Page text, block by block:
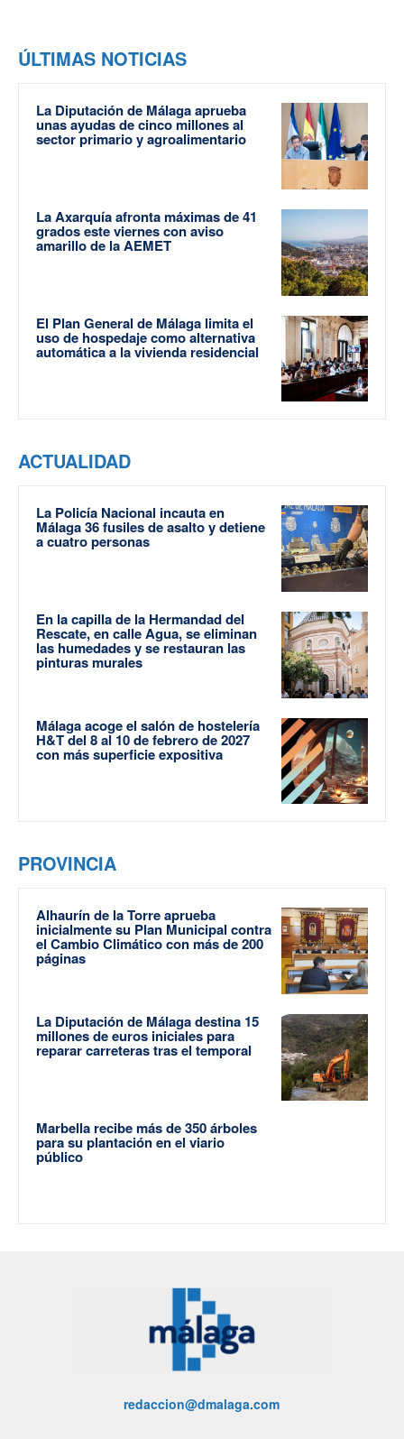
ÚLTIMAS NOTICIAS
La Diputación de Málaga aprueba
unas ayudas de cinco millones al
sector primario y agroalimentario
La Axarquía afronta máximas de 41
grados este viernes con aviso
amarillo de la AEMET
El Plan General de Málaga limita el
uso de hospedaje como alternativa
automática a la vivienda residencial
ACTUALIDAD
La Policía Nacional incauta en
Málaga 36 fusiles de asalto y detiene
a cuatro personas
En la capilla de la Hermandad del
Rescate, en calle Agua, se eliminan
las humedades y se restauran las
pinturas murales
Málaga acoge el salón de hostelería
H&T del 8 al 10 de febrero de 2027
con más superficie expositiva
PROVINCIA
Alhaurín de la Torre aprueba
inicialmente su Plan Municipal contra
el Cambio Climático con más de 200
páginas
La Diputación de Málaga destina 15
millones de euros iniciales para
reparar carreteras tras el temporal
Marbella recibe más de 350 árboles
para su plantación en el viario
público
redaccion@dmalaga.com